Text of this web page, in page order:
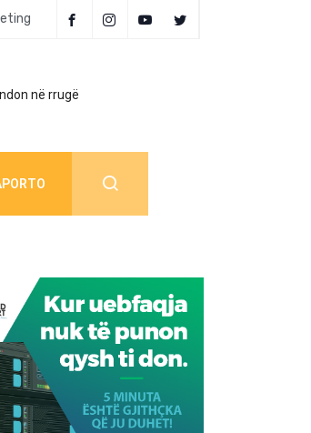
në rrugë